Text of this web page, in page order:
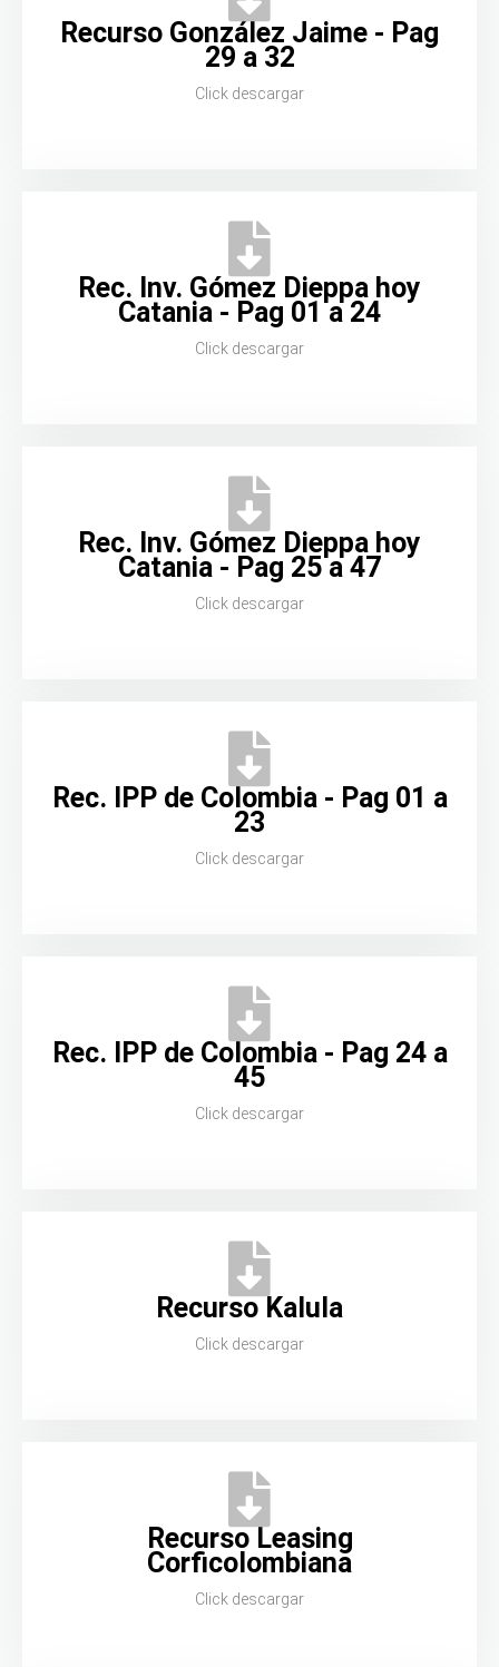
Recurso González Jaime - Pag
29 a 32
Click descargar
Rec. Inv. Gómez Dieppa hoy
Catania - Pag 01 a 24
Click descargar
Rec. Inv. Gómez Dieppa hoy
Catania - Pag 25 a 47
Click descargar
Rec. IPP de Colombia - Pag 01 a
23
Click descargar
Rec. IPP de Colombia - Pag 24 a
45
Click descargar
Recurso Kalula
Click descargar
Recurso Leasing
Corficolombiana
Click descargar